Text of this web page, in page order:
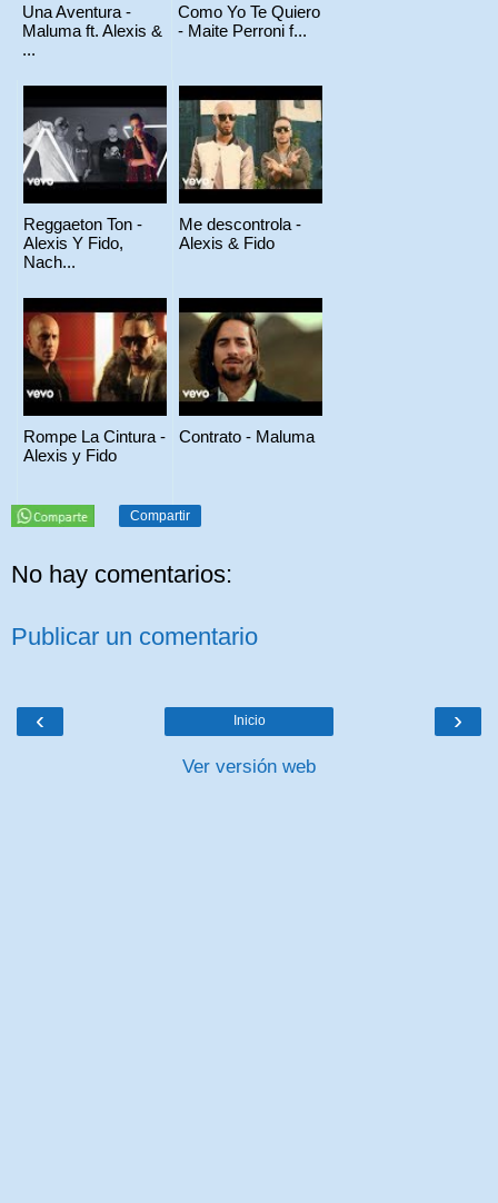
Una Aventura -
Maluma ft. Alexis &
...
Como Yo Te Quiero
- Maite Perroni f...
Reggaeton Ton -
Alexis Y Fido,
Nach...
Me descontrola -
Alexis & Fido
Rompe La Cintura -
Alexis y Fido
Contrato - Maluma
Compartir
No hay comentarios:
Publicar un comentario
‹ ›
Inicio
Ver versión web